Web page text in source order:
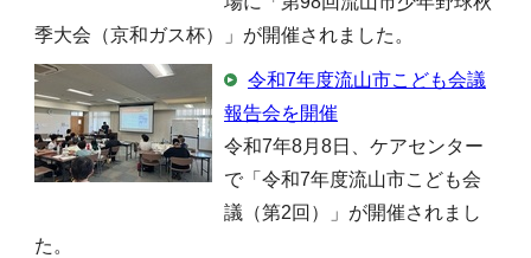
季大会（京和ガス杯）」が開催されました。
令和7年度流山市こども会議
報告会を開催
令和7年8月8日、ケアセンター
で「令和7年度流山市こども会
議（第2回）」が開催されまし
た。